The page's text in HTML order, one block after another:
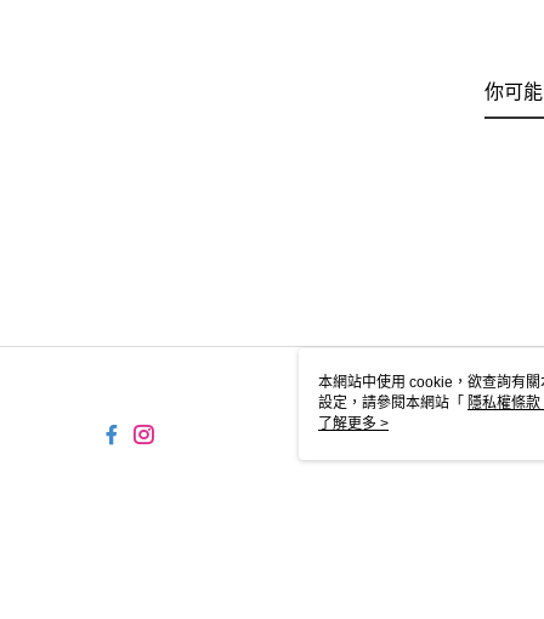
你可
本網站中使用 cookie，欲查詢有
設定，請參閱本網站「 隱私權條款
使用 cookie。
了解更多 >